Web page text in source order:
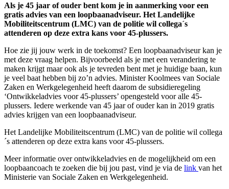
Als je 45 jaar of ouder bent kom je in aanmerking voor een
gratis advies van een loopbaanadviseur. Het Landelijke
Mobiliteitscentrum (LMC) van de politie wil collega´s
attenderen op deze extra kans voor 45-plussers.
Hoe zie jij jouw werk in de toekomst? Een loopbaanadviseur kan je
met deze vraag helpen. Bijvoorbeeld als je met een verandering te
maken krijgt maar ook als je tevreden bent met je huidige baan, kun
je veel baat hebben bij zo’n advies. Minister Koolmees van Sociale
Zaken en Werkgelegenheid heeft daarom de subsidieregeling
‘Ontwikkeladvies voor 45-plussers’ opengesteld voor alle 45-
plussers. Iedere werkende van 45 jaar of ouder kan in 2019 gratis
advies krijgen van een loopbaanadviseur.
Het Landelijke Mobiliteitscentrum (LMC) van de politie wil collega
´s attenderen op deze extra kans voor 45-plussers.
Meer informatie over ontwikkeladvies en de mogelijkheid om een
loopbaancoach te zoeken die bij jou past, vind je via de link van het
Ministerie van Sociale Zaken en Werkgelegenheid.